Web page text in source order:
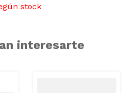
stock
interesarte